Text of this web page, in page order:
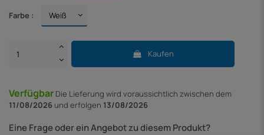
Farbe :
Kaufen
Verfügbar Die Lieferung wird voraussichtlich zwischen dem
11/08/2026 und erfolgen 13/08/2026
Eine Frage oder ein Angebot zu diesem Produkt?